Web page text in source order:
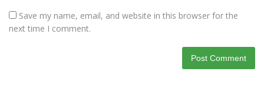
Save my name, email, and website in this browser for the
next time I comment.